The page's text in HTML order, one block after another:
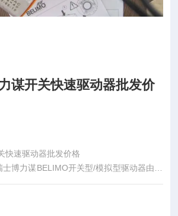
谋开关快速驱动器批发价
快速驱动器批发价格
博力谋BELIMO开关型/模拟型驱动器由广
专业经销博力谋阀门*，质量好。价格有优